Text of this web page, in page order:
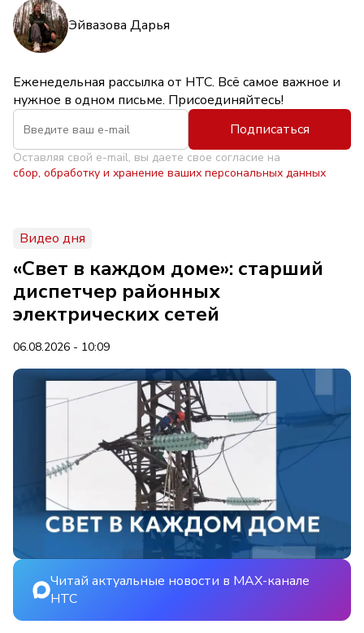
Эйвазова Дарья
Еженедельная рассылка от НТС. Всё самое важное и
нужное в одном письме. Присоединяйтесь!
Подписаться
Оставляя свой e-mail, вы даете свое согласие на
сбор, обработку и хранение ваших персональных данных
Видео дня
«Свет в каждом доме»: старший
диспетчер районных
электрических сетей
06.08.2026 - 10:09
Читай актуальные новости в MAX-канале
НТС